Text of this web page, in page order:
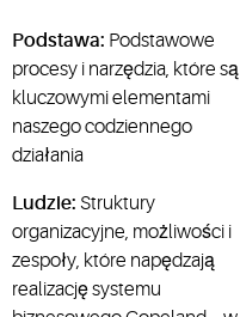
Podstawa: Podstawowe
procesy i narzędzia, które są
kluczowymi elementami
naszego codziennego
działania
Ludzie: Struktury
organizacyjne, możliwości i
zespoły, które napędzają
realizację systemu